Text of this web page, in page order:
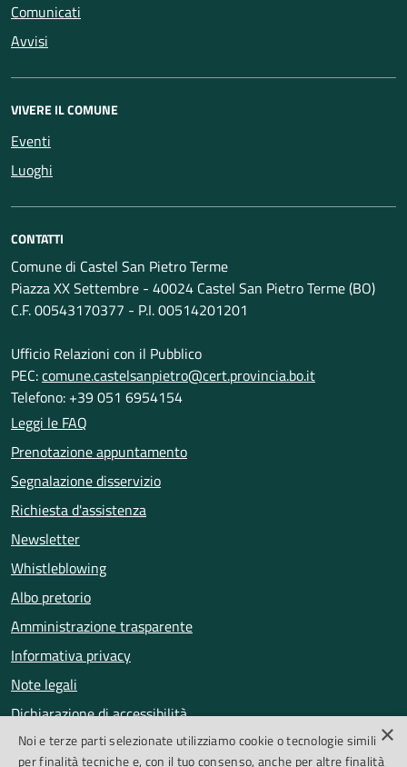
Comunicati
Avvisi
VIVERE IL COMUNE
Eventi
Luoghi
CONTATTI
Comune di Castel San Pietro Terme
Piazza XX Settembre - 40024 Castel San Pietro Terme (BO)
C.F. 00543170377 - P.I. 00514201201
Ufficio Relazioni con il Pubblico
PEC:comune.castelsanpietro@cert.provincia.bo.it
Telefono: +39 051 6954154
Leggi le FAQ
Prenotazione appuntamento
Segnalazione disservizio
Richiesta d'assistenza
Newsletter
Whistleblowing
Albo pretorio
Amministrazione trasparente
Informativa privacy
Note legali
Dichiarazione di accessibilità
Obiettivi di accessibilità
×
Noi e terze parti selezionate utilizziamo cookie o tecnologie simili
per finalità tecniche e, con il tuo consenso, anche per altre finalità